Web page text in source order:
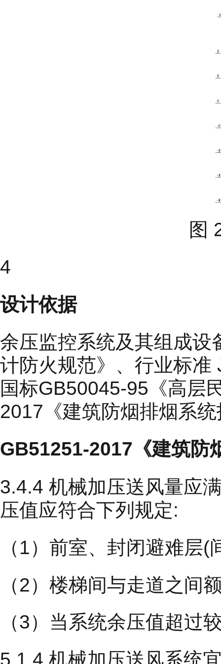
图
4
设计依据
余压监控系统及其组成
计防火规范》、行业标
国标GB50045-95《高层
2017《建筑防烟排烟系
GB51251-2017《建筑防
3.4.4 机械加压送风量应
压值应符合下列规定:
（1）前室、封闭避难层
（2）楼梯间与走道之间
（3）当系统余压值超过
5.1.4 机械加压送风系统